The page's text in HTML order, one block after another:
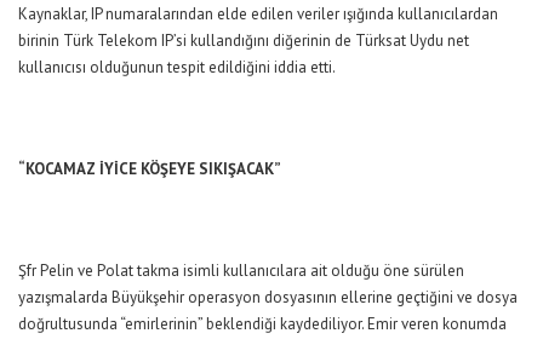
Kaynaklar, IP numaralarından elde edilen veriler ışığında kullanıcılardan
birinin Türk Telekom IP’si kullandığını diğerinin de Türksat Uydu net
kullanıcısı olduğunun tespit edildiğini iddia etti.
“KOCAMAZ İYİCE KÖŞEYE SIKIŞACAK”
Şfr Pelin ve Polat takma isimli kullanıcılara ait olduğu öne sürülen
yazışmalarda Büyükşehir operasyon dosyasının ellerine geçtiğini ve dosya
doğrultusunda “emirlerinin” beklendiği kaydediliyor. Emir veren konumda